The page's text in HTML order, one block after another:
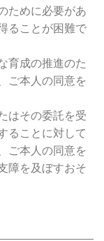
ために必要があ
ることが困難で
育成の推進のた
ご本人の同意を
はその委託を受
ることに対して
ご本人の同意を
障を及ぼすおそ